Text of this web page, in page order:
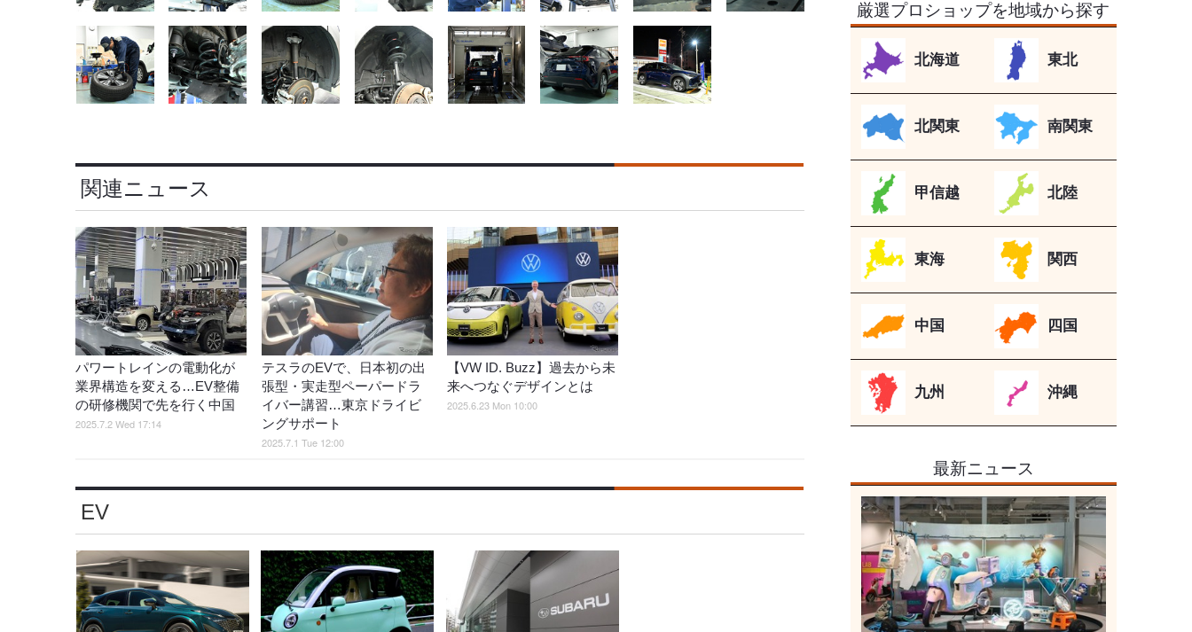
関連ニュース
パワートレインの電動化が
業界構造を変える…EV整備
の研修機関で先を行く中国
2025.7.2 Wed 17:14
テスラのEVで、日本初の出
張型・実走型ペーパードラ
イバー講習…東京ドライビ
ングサポート
2025.7.1 Tue 12:00
【VW ID. Buzz】過去から未
来へつなぐデザインとは
2025.6.23 Mon 10:00
EV
厳選プロショップを地域から探す
北海道 東北
北関東 南関東
甲信越 北陸
東海 関西
中国 四国
九州 沖縄
最新ニュース